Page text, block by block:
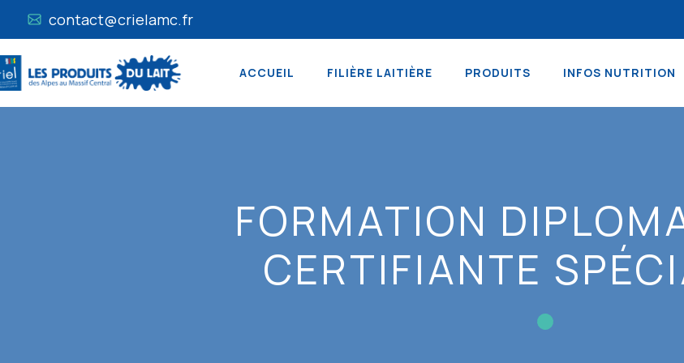
contact@crielamc.fr
ACCUEIL FILIÈRE LAITIÈRE PRODUITS INFOS NUTRITION
FORMATION
CERTIFIANTE